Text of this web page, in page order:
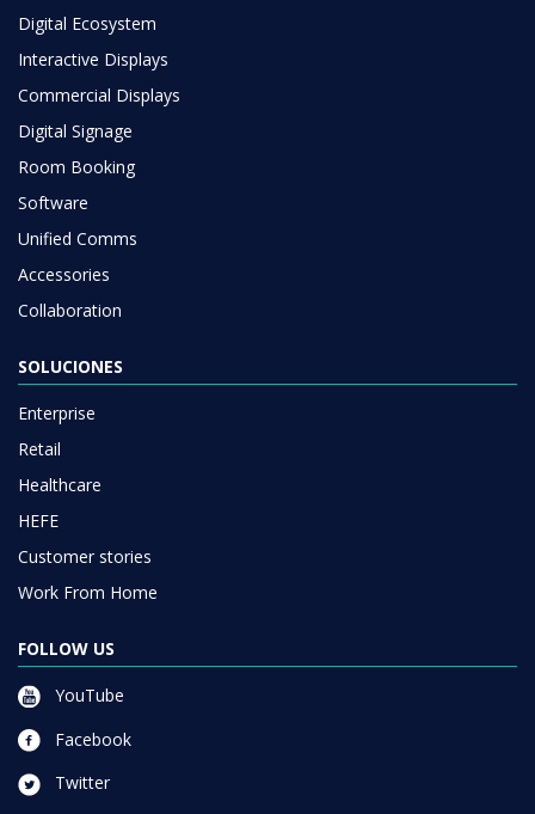
Digital Ecosystem
Interactive Displays
Commercial Displays
Digital Signage
Room Booking
Software
Unified Comms
Accessories
Collaboration
SOLUCIONES
Enterprise
Retail
Healthcare
HEFE
Customer stories
Work From Home
FOLLOW US
YouTube
Facebook
Twitter